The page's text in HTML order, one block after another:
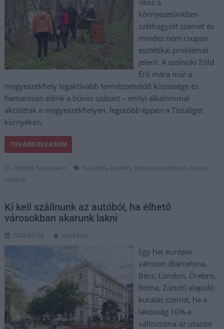
környezetünkben
széthagyott szemét és
mindez nem csupán
esztétikai problémát
jelent. A szolnoki Zöld
Erő mára már a
megyeszékhely legaktívabb természetvédő közössége és
hamarosan elérik a bűvös százast – ennyi alkalommal
akcióztak a megyeszékhelyen, legutóbb éppen a Tiszaliget
környékén.
TOVÁBB OLVASOM
Zöldebb Szolnokért hulladék, szemét, természetvédelem, tusza,
zölderő
Ki kell szállnunk az autóból, ha élhető
városokban akarunk lakni
2024.01.04. szol24.hu
Egy hat európai
városon (Barcelona,
Bécs, London, Örebro,
Róma, Zürich) alapuló
kutatás szerint, ha a
lakosság 10%-a
változtatna az utazási